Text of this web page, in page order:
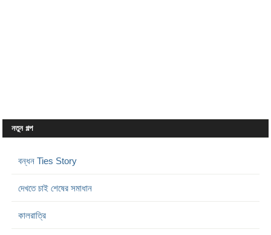
নতুন গল্প
বন্ধন Ties Story
দেখতে চাই শেষের সমাধান
কালরাত্রি